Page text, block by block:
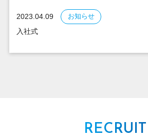
2023.04.09 お知らせ
入社式
RECRUIT